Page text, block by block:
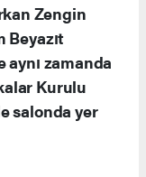
Zengin
Beyazıt
zamanda
Kurulu
salonda yer